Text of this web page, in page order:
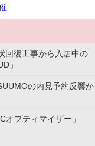
回復工事から入居中の
」
の内見予約反響か
プティマイザー」